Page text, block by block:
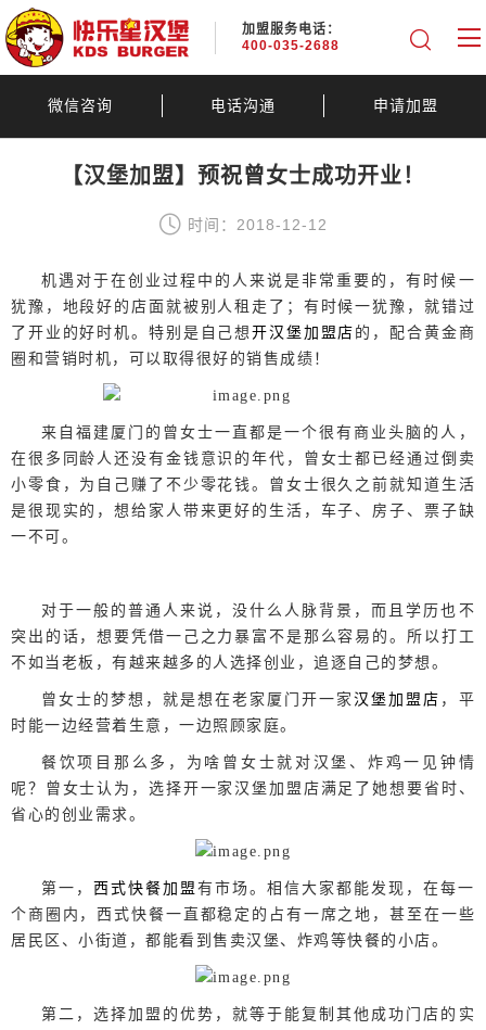
加盟服务电话：
400-035-2688
微信咨询 电话沟通 申请加盟
【汉堡加盟】预祝曾女士成功开业！
时间：2018-12-12
机遇对于在创业过程中的人来说是非常重要的，有时候一
犹豫，地段好的店面就被别人租走了；有时候一犹豫，就错过
了开业的好时机。 特别是自己想开汉堡加盟店 的，配合黄金商
圈和营销时机，可以取得很好的销售成绩！
来自福建厦门的曾女士一直都是一个很有商业头脑的人，
在很多同龄人还没有金钱意识的年代，曾女士都已经通过倒卖
小零食，为自己赚了不少零花钱。 曾女士很久之前就知道生活
是很现实的，想给家人带来更好的生活，车子、房子、票子缺
一不可。
对于一般的普通人来说，没什么人脉背景，而且学历也不
突出的话，想要凭借一己之力暴富不是那么容易的。所以打工
不如当老板，有越来越多的人选择创业，追逐自己的梦想。
曾女士的梦想，就是想在老家厦门开一家汉堡加盟店 ，平
时能一边经营着生意，一边照顾家庭。
餐饮项目那么多，为啥曾女士就对汉堡、炸鸡一见钟情
呢？曾女士认为，选择开一家汉堡加盟店满足了她想要省时、
省心的创业需求。
第一，西式快餐加盟有市场。相信大家都能发现，在每一
个商圈内，西式快餐一直都稳定的占有一席之地，甚至在一些
居民区、小街道，都能看到售卖汉堡、炸鸡等快餐的小店。
第二，选择加盟的优势，就等于能复制其他成功门店的实